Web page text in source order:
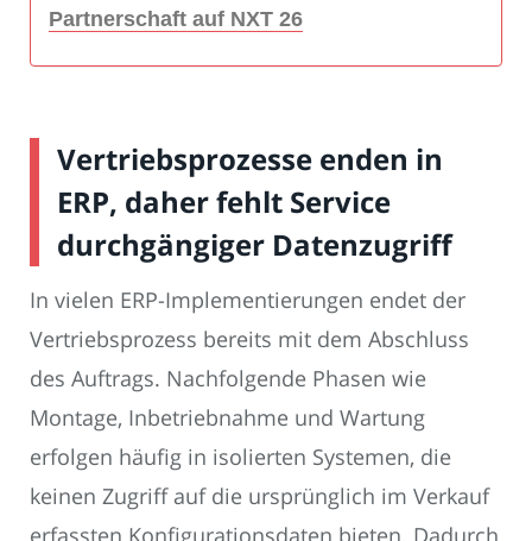
Partnerschaft auf NXT 26
Vertriebsprozesse enden in
ERP, daher fehlt Service
durchgängiger Datenzugriff
In vielen ERP-Implementierungen endet der
Vertriebsprozess bereits mit dem Abschluss
des Auftrags. Nachfolgende Phasen wie
Montage, Inbetriebnahme und Wartung
erfolgen häufig in isolierten Systemen, die
keinen Zugriff auf die ursprünglich im Verkauf